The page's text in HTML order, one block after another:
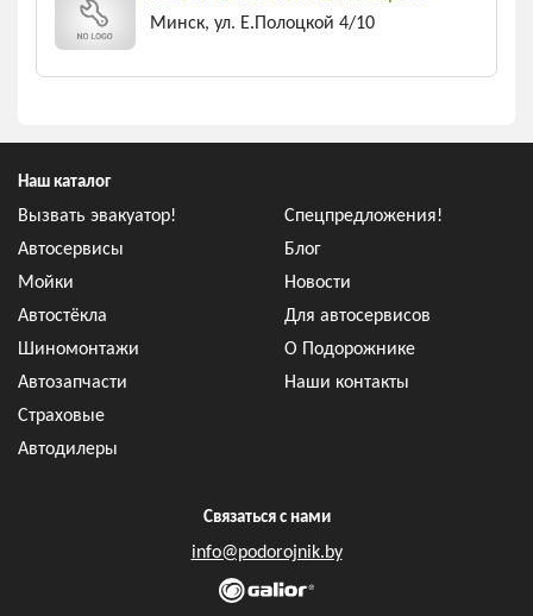
Минск, ул. Е.Полоцкой 4/10
Наш каталог
Вызвать эвакуатор!
Автосервисы
Мойки
Автостёкла
Шиномонтажи
Автозапчасти
Страховые
Автодилеры
Спецпредложения!
Блог
Новости
Для автосервисов
О Подорожнике
Наши контакты
Связаться с нами
info@podorojnik.by